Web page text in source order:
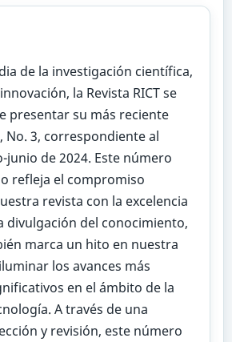
de la investigación científica,
la Revista RICT se
presentar su más reciente
No. 3, correspondiente al
junio de 2024. Este número
refleja el compromiso
revista con la excelencia
divulgación del conocimiento,
marca un hito en nuestra
los avances más
en el ámbito de la
A través de una
y revisión, este número